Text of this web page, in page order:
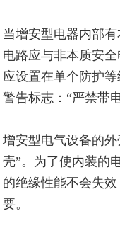
当增安型电器内部
电路应与非本质安
应设置在单个防护
警告标志：“严禁带
增安型电气设备的
壳”。为了使内装的
的绝缘性能不会失
要。